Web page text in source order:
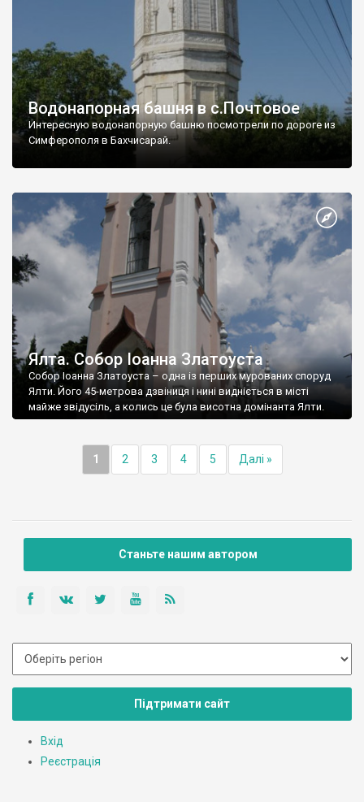
Водонапорная башня в с.Почтовое
Интересную водонапорную башню посмотрели по дороге из
Симферополя в Бахчисарай.
Ялта. Собор Іоанна Златоуста
Собор Іоанна Златоуста – одна із перших мурованих споруд
Ялти. Його 45-метрова дзвіниця і нині видніється в місті
майже звідусіль, а колись це була висотна домінанта Ялти.
1 2 3 4 5 Далі »
Станьте нашим автором
Підтримати сайт
Вхід
Реєстрація